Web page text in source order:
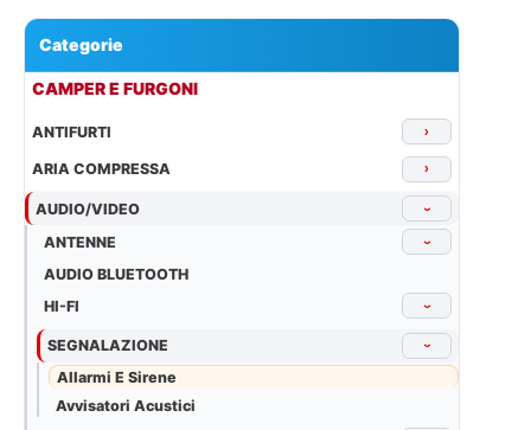
Categorie
CAMPER E FURGONI
ANTIFURTI ›
ARIA COMPRESSA ›
AUDIO/VIDEO ›
ANTENNE ›
AUDIO BLUETOOTH
HI-FI
›
SEGNALAZIONE ›
Allarmi E Sirene
Avvisatori Acustici